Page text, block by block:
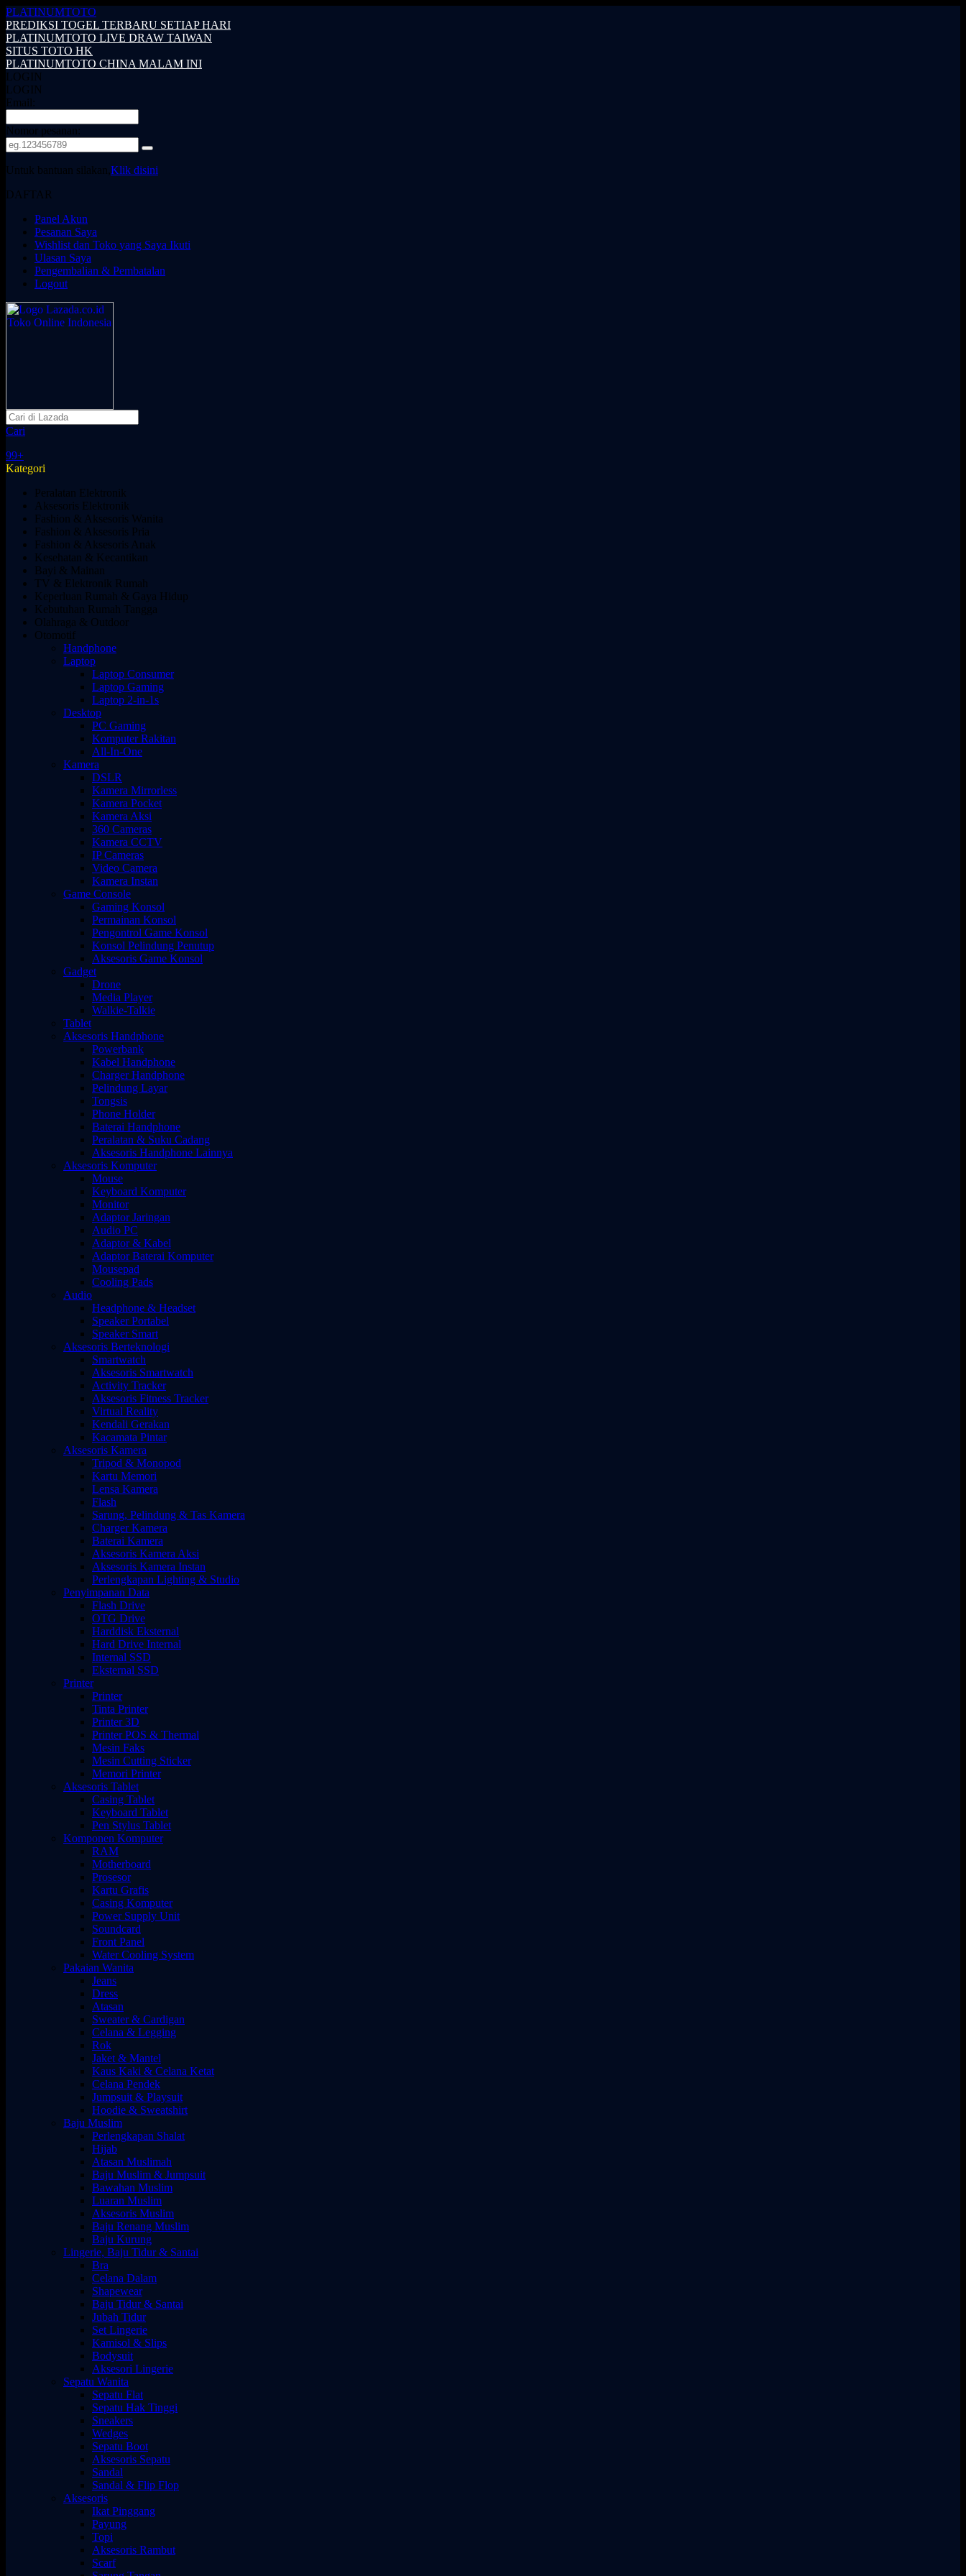
PLATINUMTOTO
PREDIKSI TOGEL TERBARU SETIAP HARI
PLATINUMTOTO LIVE DRAW TAIWAN
SITUS TOTO HK
PLATINUMTOTO CHINA MALAM INI
LOGIN
LOGIN
Email:
Nomor pesanan:
Untuk bantuan silakan,Klik disini
DAFTAR
Panel Akun
Pesanan Saya
Wishlist dan Toko yang Saya Ikuti
Ulasan Saya
Pengembalian & Pembatalan
Logout
Cari
99+
Kategori
Peralatan Elektronik
Aksesoris Elektronik
Fashion & Aksesoris Wanita
Fashion & Aksesoris Pria
Fashion & Aksesoris Anak
Kesehatan & Kecantikan
Bayi & Mainan
TV & Elektronik Rumah
Keperluan Rumah & Gaya Hidup
Kebutuhan Rumah Tangga
Olahraga & Outdoor
Otomotif
Handphone
Laptop
Laptop Consumer
Laptop Gaming
Laptop 2-in-1s
Desktop
PC Gaming
Komputer Rakitan
All-In-One
Kamera
DSLR
Kamera Mirrorless
Kamera Pocket
Kamera Aksi
360 Cameras
Kamera CCTV
IP Cameras
Video Camera
Kamera Instan
Game Console
Gaming Konsol
Permainan Konsol
Pengontrol Game Konsol
Konsol Pelindung Penutup
Aksesoris Game Konsol
Gadget
Drone
Media Player
Walkie-Talkie
Tablet
Aksesoris Handphone
Powerbank
Kabel Handphone
Charger Handphone
Pelindung Layar
Tongsis
Phone Holder
Baterai Handphone
Peralatan & Suku Cadang
Aksesoris Handphone Lainnya
Aksesoris Komputer
Mouse
Keyboard Komputer
Monitor
Adaptor Jaringan
Audio PC
Adaptor & Kabel
Adaptor Baterai Komputer
Mousepad
Cooling Pads
Audio
Headphone & Headset
Speaker Portabel
Speaker Smart
Aksesoris Berteknologi
Smartwatch
Aksesoris Smartwatch
Activity Tracker
Aksesoris Fitness Tracker
Virtual Reality
Kendali Gerakan
Kacamata Pintar
Aksesoris Kamera
Tripod & Monopod
Kartu Memori
Lensa Kamera
Flash
Sarung, Pelindung & Tas Kamera
Charger Kamera
Baterai Kamera
Aksesoris Kamera Aksi
Aksesoris Kamera Instan
Perlengkapan Lighting & Studio
Penyimpanan Data
Flash Drive
OTG Drive
Harddisk Eksternal
Hard Drive Internal
Internal SSD
Eksternal SSD
Printer
Printer
Tinta Printer
Printer 3D
Printer POS & Thermal
Mesin Faks
Mesin Cutting Sticker
Memori Printer
Aksesoris Tablet
Casing Tablet
Keyboard Tablet
Pen Stylus Tablet
Komponen Komputer
RAM
Motherboard
Prosesor
Kartu Grafis
Casing Komputer
Power Supply Unit
Soundcard
Front Panel
Water Cooling System
Pakaian Wanita
Jeans
Dress
Atasan
Sweater & Cardigan
Celana & Legging
Rok
Jaket & Mantel
Kaus Kaki & Celana Ketat
Celana Pendek
Jumpsuit & Playsuit
Hoodie & Sweatshirt
Baju Muslim
Perlengkapan Shalat
Hijab
Atasan Muslimah
Baju Muslim & Jumpsuit
Bawahan Muslim
Luaran Muslim
Aksesoris Muslim
Baju Renang Muslim
Baju Kurung
Lingerie, Baju Tidur & Santai
Bra
Celana Dalam
Shapewear
Baju Tidur & Santai
Jubah Tidur
Set Lingerie
Kamisol & Slips
Bodysuit
Aksesori Lingerie
Sepatu Wanita
Sepatu Flat
Sepatu Hak Tinggi
Sneakers
Wedges
Sepatu Boot
Aksesoris Sepatu
Sandal
Sandal & Flip Flop
Aksesoris
Ikat Pinggang
Payung
Topi
Aksesoris Rambut
Scarf